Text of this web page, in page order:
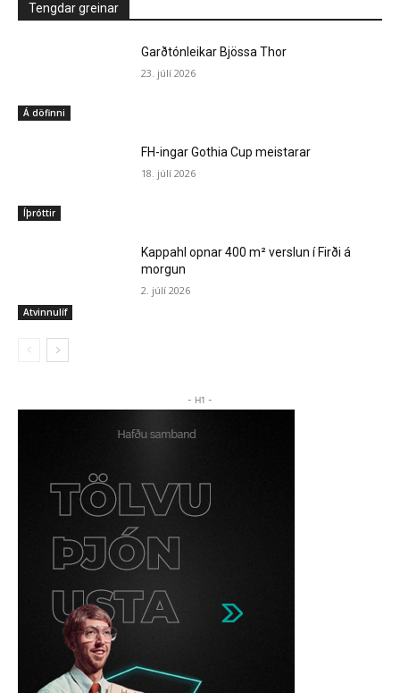
Tengdar greinar
Á döfinni
Garðtónleikar Bjössa Thor
23. júlí 2026
Íþróttir
FH-ingar Gothia Cup meistarar
18. júlí 2026
Atvinnulíf
Kappahl opnar 400 m² verslun í Firði á
morgun
2. júlí 2026
- H1 -